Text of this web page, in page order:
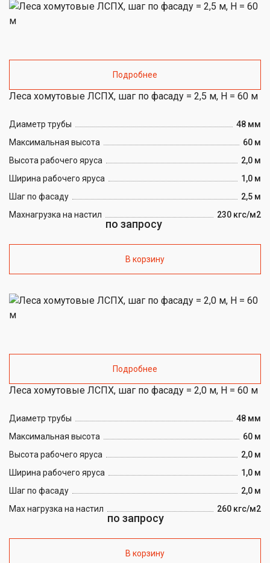
Подробнее
Леса хомутовые ЛСПХ, шаг по фасаду = 2,5 м, H = 60 м
Диаметр трубы
48 мм
Максимальная высота
60 м
Высота рабочего яруса
2,0 м
Ширина рабочего яруса
1,0 м
Шаг по фасаду
2,5 м
Maxнагрузка на настил
230 кгс/м2
по запросу
В корзину
Подробнее
Леса хомутовые ЛСПХ, шаг по фасаду = 2,0 м, H = 60 м
Диаметр трубы
48 мм
Максимальная высота
60 м
Высота рабочего яруса
2,0 м
Ширина рабочего яруса
1,0 м
Шаг по фасаду
2,0 м
Max нагрузка на настил
260 кгс/м2
по запросу
В корзину